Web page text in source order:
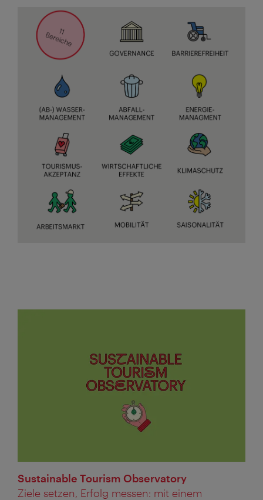
Sustainable Tourism Observatory
Ziele setzen, Erfolg messen: mit einem